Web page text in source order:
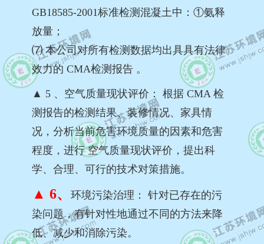
GB18585-2001标准检测混凝土中：①氨释
放量；
⑺ 本公司对所有检测数据均出具具有法律
效力的 CMA检测报告 。
▲ 5 、空气质量现状评价： 根据 CMA 检
测报告的检测结果、装修情况、家具情
况，分析当前危害环境质量的因素和危害
程度，进行 空气质量现状评价，提出科
学、合理、可行的技术对策措施。
▲ 6、
环境污染治理： 针对已存在的污
染问题，有针对性地通过不同的方法来降
低、减少和消除污染。